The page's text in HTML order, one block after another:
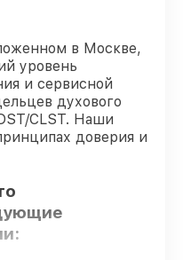
в Москве,
уровень
и сервисной
духового
CLST. Наши
доверия и